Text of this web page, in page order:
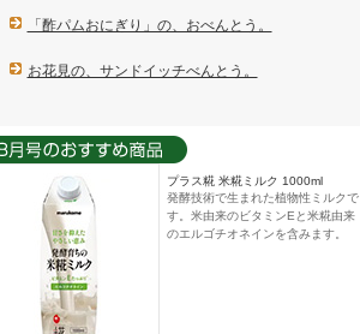
「酢パムおにぎり」の、おべんとう。
お花見の、サンドイッチべんとう。
プラス糀 米糀ミルク 1000ml
発酵技術で生まれた植物性ミルクで
す。米由来のビタミンEと米糀由来
のエルゴチオネインを含みます。